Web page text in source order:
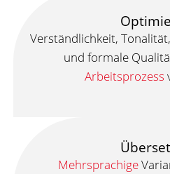
Verständlichkeit,
und formale
Arbeitsprozess
Mehrsprachige